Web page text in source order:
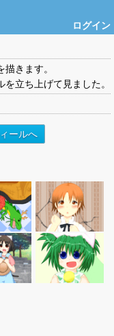
ログイン
きます。
立ち上げて見ました。
ールへ